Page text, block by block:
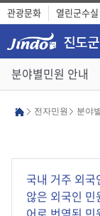
관광문화 열린군수실
분야별민원 안내
전자민원 분야
국내 거주 외국
않은 외국인